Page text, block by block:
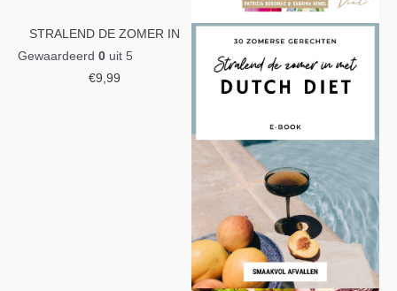
STRALEND DE ZOMER IN
Gewaardeerd 0 uit 5
€9,99